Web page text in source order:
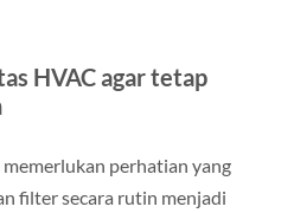
HVAC agar tetap
perhatian yang
filter secara rutin menjadi